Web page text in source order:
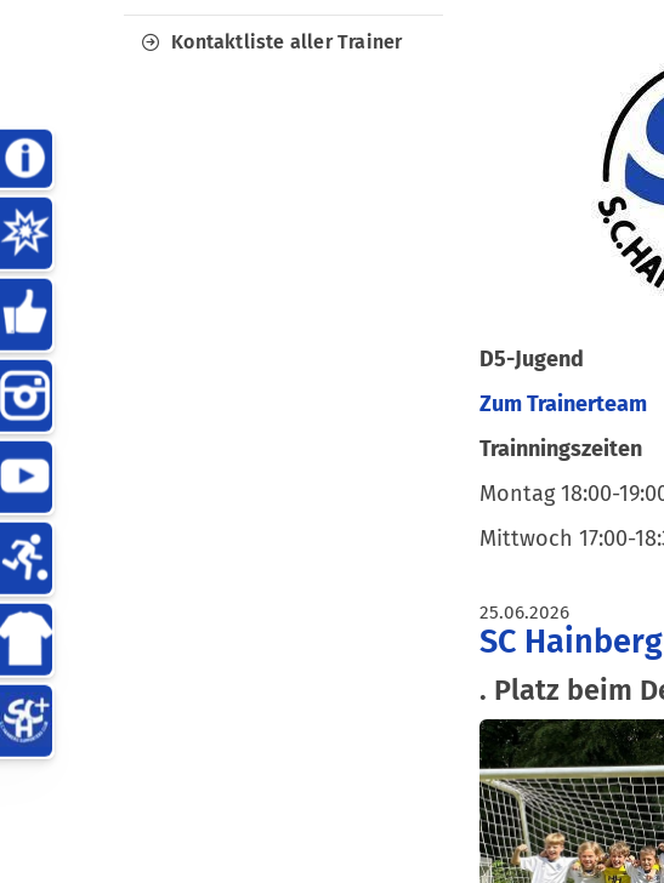
D5-Jugend
Zum Trainerteam
Trainningszeiten
Montag 18:00-
Mittwoch 17:00-
25.06.2026
SC
. Platz beim
Kontaktliste aller Trainer